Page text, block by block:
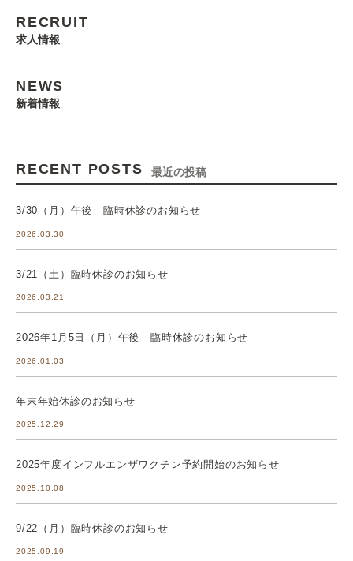
RECRUIT
求人情報
NEWS
新着情報
RECENT POSTS 最近の投稿
3/30（月）午後 臨時休診のお知らせ
2026.03.30
3/21（土）臨時休診のお知らせ
2026.03.21
2026年1月5日（月）午後 臨時休診のお知らせ
2026.01.03
年末年始休診のお知らせ
2025.12.29
2025年度インフルエンザワクチン予約開始のお知らせ
2025.10.08
9/22（月）臨時休診のお知らせ
2025.09.19